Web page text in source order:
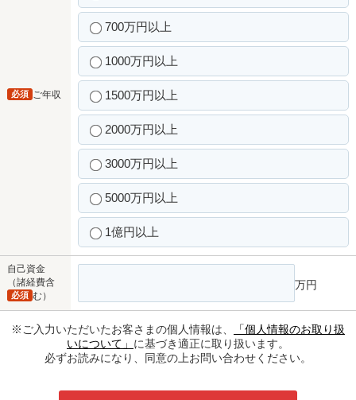
ご年収
必須
700万円以上
1000万円以上
1500万円以上
2000万円以上
3000万円以上
5000万円以上
1億円以上
自己資金
（諸経費含
む）
必須
万円
※ご入力いただいたお客さまの個人情報は、
「個人情報のお取り扱
いについて」 に基づき適正に取り扱います。
必ずお読みになり、同意の上お問い合わせください。